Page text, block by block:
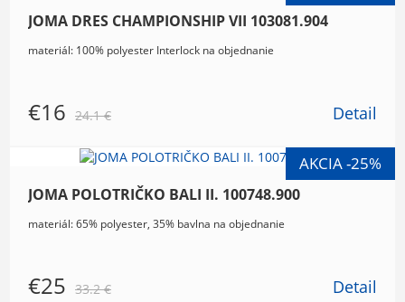
JOMA DRES CHAMPIONSHIP VII 103081.904
materiál: 100% polyester Interlock na objednanie
€16 24.1 € Detail
JOMA POLOTRIČKO BALI II. 100748.900
materiál: 65% polyester, 35% bavlna na objednanie
€25 33.2 € Detail